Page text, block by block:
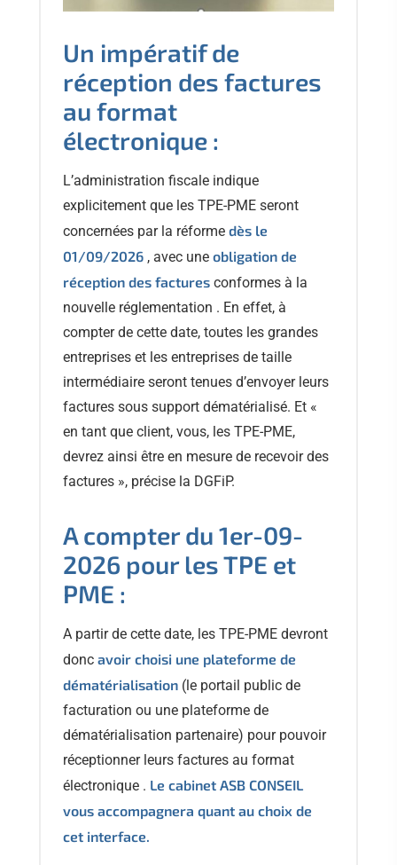
Un impératif de
réception des factures
au format
électronique :
L’administration fiscale indique
explicitement que les TPE-PME seront
concernées par la réforme dès le
01/09/2026 , avec une obligation de
réception des factures conformes à la
nouvelle réglementation . En effet, à
compter de cette date, toutes les grandes
entreprises et les entreprises de taille
intermédiaire seront tenues d’envoyer leurs
factures sous support dématérialisé. Et «
en tant que client, vous, les TPE-PME,
devrez ainsi être en mesure de recevoir des
factures », précise la DGFiP.
A compter du 1er-09-
2026 pour les TPE et
PME :
A partir de cette date, les TPE-PME devront
donc avoir choisi une plateforme de
dématérialisation (le portail public de
facturation ou une plateforme de
dématérialisation partenaire) pour pouvoir
réceptionner leurs factures au format
électronique . Le cabinet ASB CONSEIL
vous accompagnera quant au choix de
cet interface.